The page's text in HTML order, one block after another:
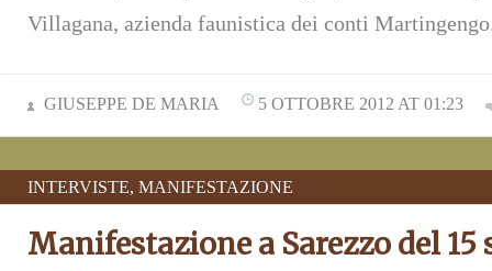
Villagana, azienda faunistica dei conti
GIUSEPPE DE MARIA 5 OTTOBRE 2012 AT 01:23
INTERVISTE, MANIFESTAZIONE
Manifestazione a Sarezzo del 15